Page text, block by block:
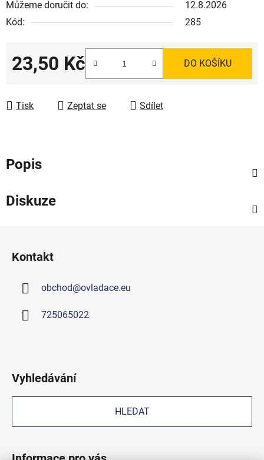
Můžeme doručit do:
12.8.2026
Kód:
285
23,50 Kč DO KOŠÍKU
Tisk Zeptat se Sdílet
Popis
Diskuze
Kontakt
obchod@ovladace.eu
725065022
Vyhledávání
HLEDAT